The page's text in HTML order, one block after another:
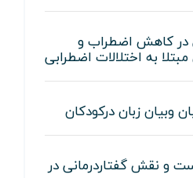
در کاهش اضطراب و
به اختلالات اضطرابی
وبیان زبان درکودکان
و نقش گفتاردرمانی در